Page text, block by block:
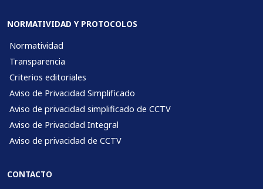
NORMATIVIDAD Y PROTOCOLOS
Normatividad
Transparencia
Criterios editoriales
Aviso de Privacidad Simplificado
Aviso de privacidad simplificado de CCTV
Aviso de Privacidad Integral
Aviso de privacidad de CCTV
CONTACTO